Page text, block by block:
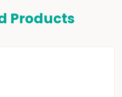
Products